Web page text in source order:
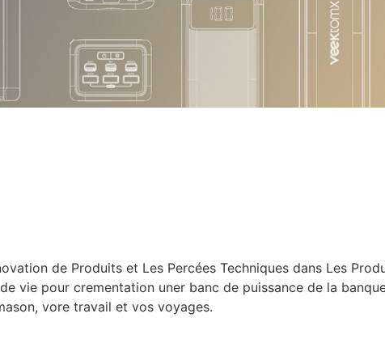
de Produits et Les Percées Techniques dans Les
vie pour crementation uner banc de puissance de la
vore travail et vos voyages.